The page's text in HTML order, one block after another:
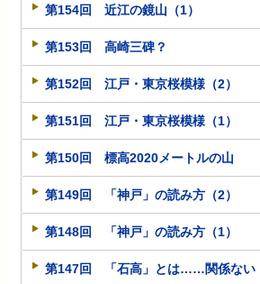
第154回 近江の鏡山（1）
第153回 高崎三碑？
第152回 江戸・東京桜模様（2）
第151回 江戸・東京桜模様（1）
第150回 標高2020メートルの山
第149回 「神戸」の読み方（2）
第148回 「神戸」の読み方（1）
第147回 「石高」とは……関係ない